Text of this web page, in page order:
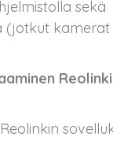
sekä
(jotkut kamerat